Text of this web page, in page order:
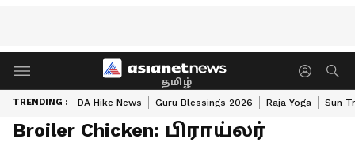
தமிழ்
TRENDING : DA Hike News Guru Blessings 2026 Raja Yoga Sun
Broiler Chicken: பிராய்லர்